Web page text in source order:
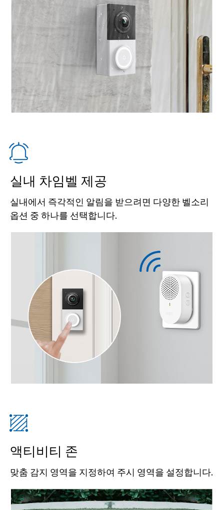
실내 차임벨 제공
실내에서 즉각적인 알림을 받으려면 다양한 벨소리
옵션 중 하나를 선택합니다.
액티비티 존
맞춤 감지 영역을 지정하여 주시 영역을 설정합니다.